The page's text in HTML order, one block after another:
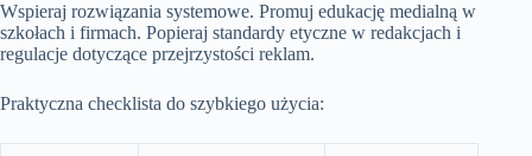
Wspieraj rozwiązania systemowe. Promuj edukację medialną w
szkołach i firmach. Popieraj standardy etyczne w redakcjach i
regulacje dotyczące przejrzystości reklam.
Praktyczna checklista do szybkiego użycia: